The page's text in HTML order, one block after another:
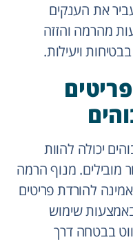
את הענקים
מהרמה והזזה
ויעילות.
יכולה להוות
מובילים. מנוף הרמה
להורדת פריטים
שימוש
בבטחה דרך